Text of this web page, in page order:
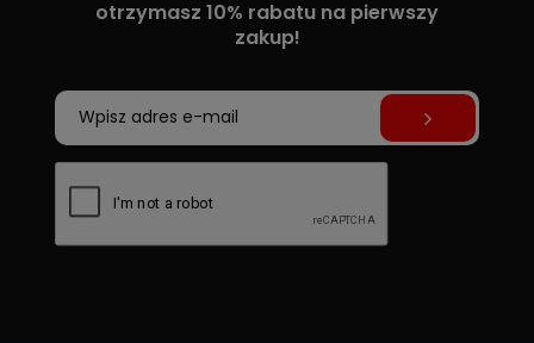
otrzymasz 10% rabatu na pierwszy
zakup!